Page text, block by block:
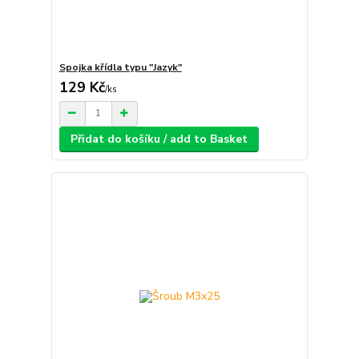
Spojka křídla typu "Jazyk"
129 Kč/ks
Přidat do košíku / add to Basket